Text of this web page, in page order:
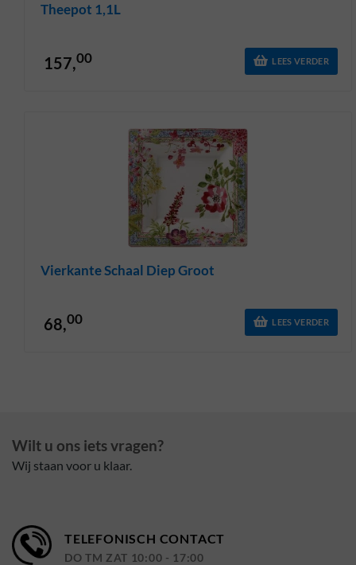
Theepot 1,1L
157,00 LEES VERDER
Vierkante Schaal Diep Groot
68,00 LEES VERDER
Wilt u ons iets vragen?
Wij staan voor u klaar.
TELEFONISCH CONTACT
DO TM ZAT 10:00 - 17:00